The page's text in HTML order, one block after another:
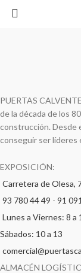
PUERTAS
de la década de los
construcción. Desde
conseguir ser líderes
EXPOSICIÓN:
Carretera de Olesa,
93 780 44 49 - 91
Lunes a Viernes: 8 a
Sábados: 10 a 13
ALMACÉN